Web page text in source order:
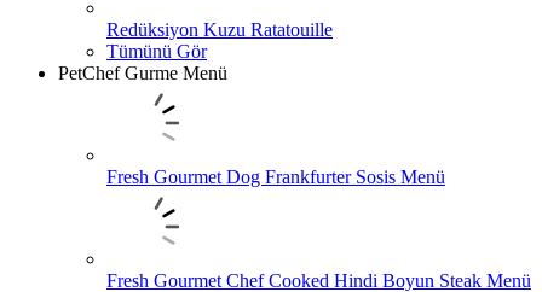
Redüksiyon Kuzu Ratatouille
Tümünü Gör
PetChef Gurme Menü
Fresh Gourmet Dog Frankfurter Sosis Menü
Fresh Gourmet Chef Cooked Hindi Boyun Steak Menü